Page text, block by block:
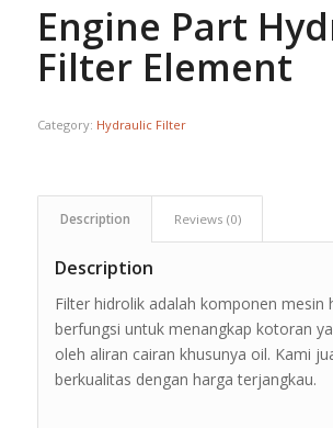
Engine Part
Filter Element
Category: Hydraulic Filter
Description Reviews (0)
Description
Filter hidrolik adalah komponen mesin
berfungsi untuk menangkap kotoran
oleh aliran cairan khusunya oil. Kami
berkualitas dengan harga terjangkau.